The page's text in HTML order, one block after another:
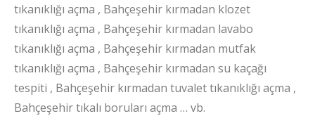
tıkanıklığı açma , Bahçeşehir kırmadan klozet
tıkanıklığı açma , Bahçeşehir kırmadan lavabo
tıkanıklığı açma , Bahçeşehir kırmadan mutfak
tıkanıklığı açma , Bahçeşehir kırmadan su kaçağı
tespiti , Bahçeşehir kırmadan tuvalet tıkanıklığı açma ,
Bahçeşehir tıkalı boruları açma … vb.